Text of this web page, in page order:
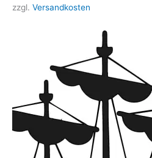
zzgl. Versandkosten